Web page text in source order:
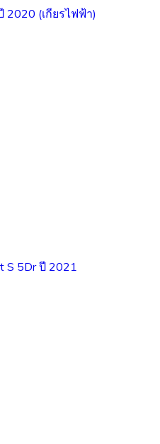
2020 (เกียรไฟฟ้า)
S 5Dr ปี 2021